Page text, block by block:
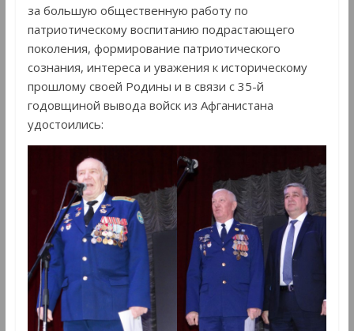
за большую общественную работу по
патриотическому воспитанию подрастающего
поколения, формирование патриотического
сознания, интереса и уважения к историческому
прошлому своей Родины и в связи с 35-й
годовщиной вывода войск из Афганистана
удостоились: